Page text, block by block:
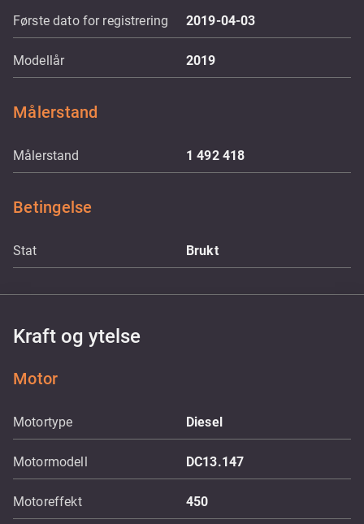
Første dato for registrering 2019-04-03
Modellår 2019
Målerstand
Målerstand 1 492 418
Betingelse
Stat Brukt
Kraft og ytelse
Motor
Motortype Diesel
Motormodell DC13.147
Motoreffekt 450